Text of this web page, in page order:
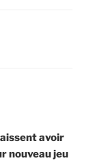
avoir
nouveau jeu